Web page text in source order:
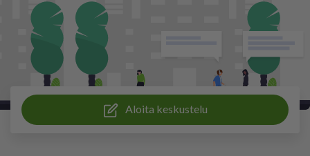
Aloita keskustelu